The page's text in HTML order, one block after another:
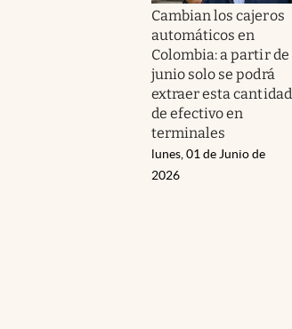
Cambian los cajeros
automáticos en
Colombia: a partir de
junio solo se podrá
extraer esta cantidad
de efectivo en
terminales
lunes, 01 de Junio de
2026